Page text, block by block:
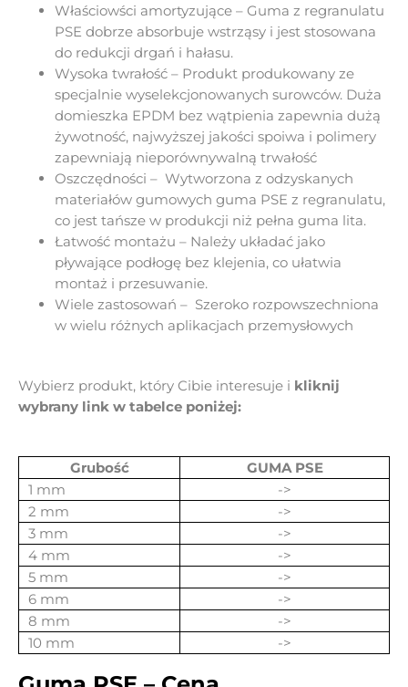
Właściowści amortyzujące – Guma z regranulatu
PSE dobrze absorbuje wstrząsy i jest stosowana
do redukcji drgań i hałasu.
Wysoka twrałość – Produkt produkowany ze
specjalnie wyselekcjonowanych surowców. Duża
domieszka EPDM bez wątpienia zapewnia dużą
żywotność, najwyższej jakości spoiwa i polimery
zapewniają nieporównywalną trwałość
Oszczędności – Wytworzona z odzyskanych
materiałów gumowych guma PSE z regranulatu,
co jest tańsze w produkcji niż pełna guma lita.
Łatwość montażu – Należy układać jako
pływające podłogę bez klejenia, co ułatwia
montaż i przesuwanie.
Wiele zastosowań – Szeroko rozpowszechniona
w wielu różnych aplikacjach przemysłowych
Wybierz produkt, który Cibie interesuje i kliknij
wybrany link w tabelce poniżej:
Grubość
GUMA PSE
1 mm
->
2 mm
->
3 mm
->
4 mm
->
5 mm
->
6 mm
->
8 mm
->
10 mm
->